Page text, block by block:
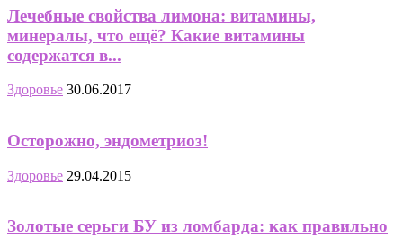
Лечебные свойства лимона: витамины,
минералы, что ещё? Какие витамины
содержатся в...
Здоровье 30.06.2017
Осторожно, эндометриоз!
Здоровье 29.04.2015
Золотые серьги БУ из ломбарда: как правильно